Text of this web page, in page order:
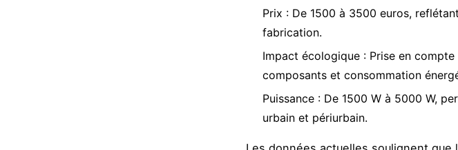
Prix : De 1500 à 3500 euros,
fabrication.
Impact écologique : Prise en
composants et consommation
Puissance : De 1500 W à 5000 W,
urbain et périurbain.